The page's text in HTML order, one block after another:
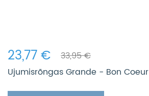
23,77 €
33,95 €
Ujumisrõngas Grande - Bon Coeur